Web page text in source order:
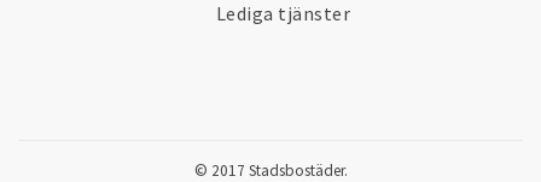
Lediga tjänster
© 2017 Stadsbostäder.